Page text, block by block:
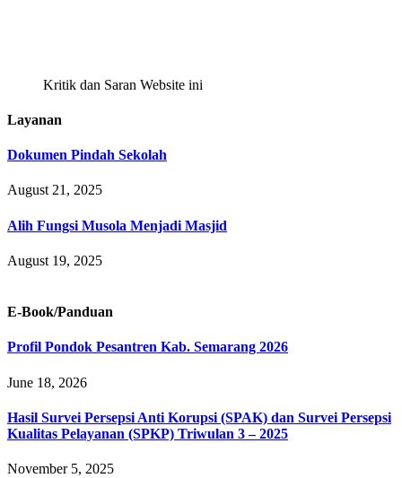
Kritik dan Saran Website ini
Layanan
Dokumen Pindah Sekolah
August 21, 2025
Alih Fungsi Musola Menjadi Masjid
August 19, 2025
E-Book/Panduan
Profil Pondok Pesantren Kab. Semarang 2026
June 18, 2026
Hasil Survei Persepsi Anti Korupsi (SPAK) dan Survei Persepsi
Kualitas Pelayanan (SPKP) Triwulan 3 – 2025
November 5, 2025